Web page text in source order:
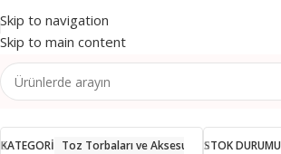
Skip to navigation
Skip to main content
KATEGORI Toz Torbaları ve AksesuarlarSTOK DURUMU